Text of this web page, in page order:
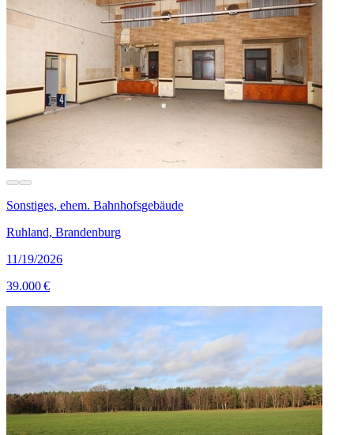
Sonstiges, ehem. Bahnhofsgebäude
Ruhland, Brandenburg
11/19/2026
39.000 €